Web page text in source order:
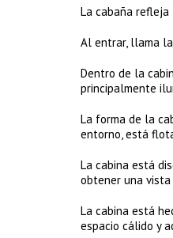
La cabaña
Al entrar, llama
Dentro de la
principalmente
La forma de la
entorno, está
La cabina está
obtener una
La cabina está
espacio cálido y